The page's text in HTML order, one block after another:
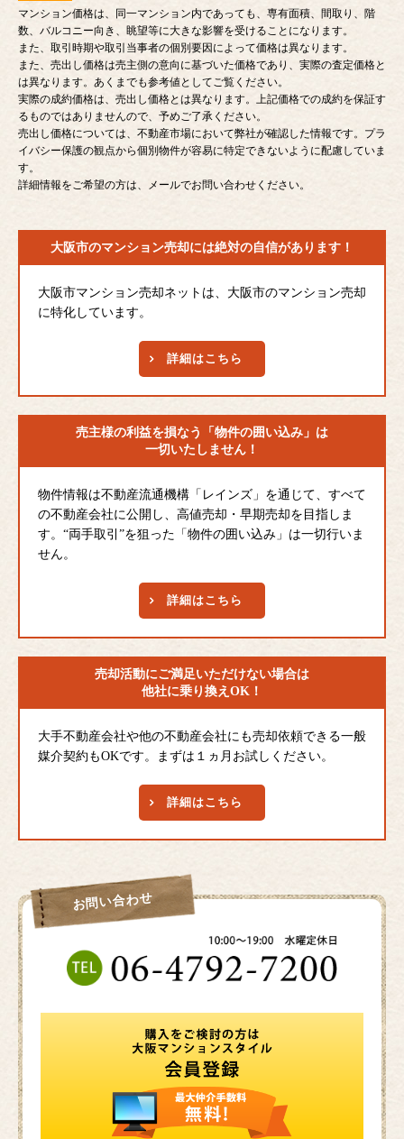
マンション価格は、同一マンション内であっても、専有面積、間取り、階
数、バルコニー向き、眺望等に大きな影響を受けることになります。
また、取引時期や取引当事者の個別要因によって価格は異なります。
また、売出し価格は売主側の意向に基づいた価格であり、実際の査定価格と
は異なります。あくまでも参考値としてご覧ください。
実際の成約価格は、売出し価格とは異なります。上記価格での成約を保証す
るものではありませんので、予めご了承ください。
売出し価格については、不動産市場において弊社が確認した情報です。プラ
イバシー保護の観点から個別物件が容易に特定できないように配慮していま
す。
詳細情報をご希望の方は、メールでお問い合わせください。
大阪市のマンション売却には絶対の自信があります！
大阪市マンション売却ネットは、大阪市のマンション売却
に特化しています。
詳細はこちら
売主様の利益を損なう
「物件の囲い込み」は
一切いたしません！
物件情報は不動産流通機構「レインズ」を通じて、すべて
の不動産会社に公開し、高値売却・早期売却を目指しま
す。“両手取引”を狙った「物件の囲い込み」は一切行いま
せん。
詳細はこちら
売却活動にご満足いただけない場合は
他社に乗り換えOK！
大手不動産会社や他の不動産会社にも売却依頼できる一般
媒介契約もOKです。まずは１ヵ月お試しください。
詳細はこちら
お問い合わせ